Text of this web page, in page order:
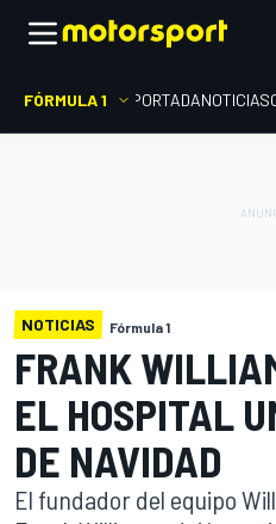
FÓRMULA 1 PORTADANOTICIAS
NOTICIAS Fórmula 1
FRANK
EL HOSPITAL
DE NAVIDAD
El fundador del equipo